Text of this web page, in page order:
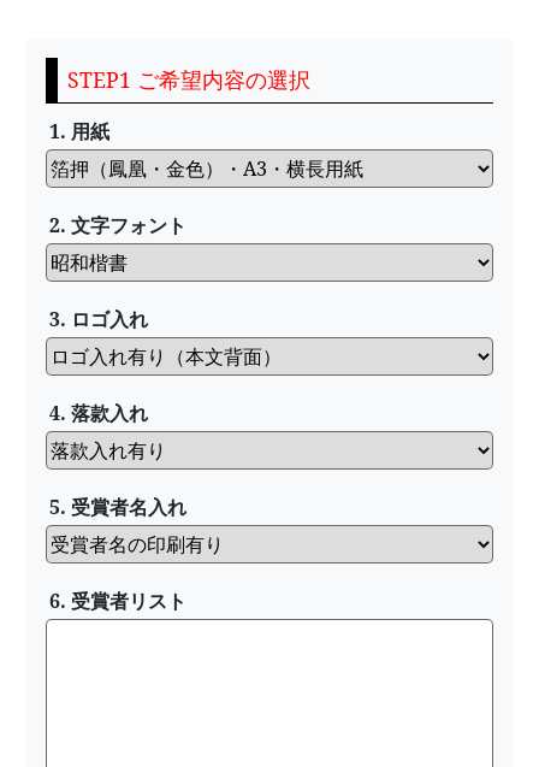
STEP1 ご希望内容の選択
1. 用紙
2. 文字フォント
3. ロゴ入れ
4. 落款入れ
5. 受賞者名入れ
6. 受賞者リスト